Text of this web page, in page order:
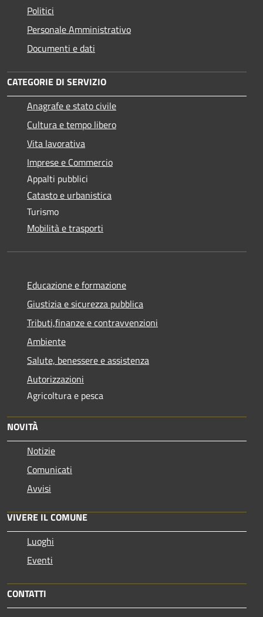
Politici
Personale Amministrativo
Documenti e dati
CATEGORIE DI SERVIZIO
Anagrafe e stato civile
Cultura e tempo libero
Vita lavorativa
Imprese e Commercio
Appalti pubblici
Catasto e urbanistica
Turismo
Mobilità e trasporti
Educazione e formazione
Giustizia e sicurezza pubblica
Tributi,finanze e contravvenzioni
Ambiente
Salute, benessere e assistenza
Autorizzazioni
Agricoltura e pesca
NOVITÀ
Notizie
Comunicati
Avvisi
VIVERE IL COMUNE
Luoghi
Eventi
CONTATTI